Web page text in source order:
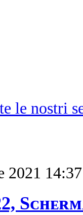
le nostri
2021 14:37